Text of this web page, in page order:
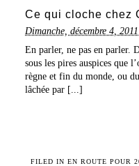
Ce qui cloche chez
Dimanche, décembre 4, 2011
En parler, ne pas en parler.
sous les pires auspices que
règne et fin du monde, ou
lâchée par [...]
FILED INEN ROUTE POUR